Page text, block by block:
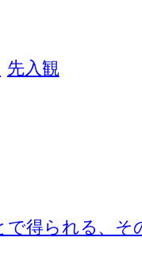
先入観
得られる、そ